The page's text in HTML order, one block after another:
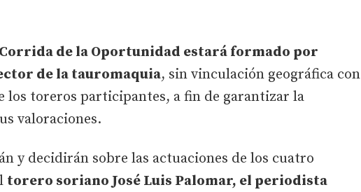
de la Oportunidad estará formado por
de la tauromaquia, sin vinculación geográfica con
los toreros participantes, a fin de garantizar la
valoraciones.
y decidirán sobre las actuaciones de los cuatro
torero soriano José Luis Palomar, el periodista